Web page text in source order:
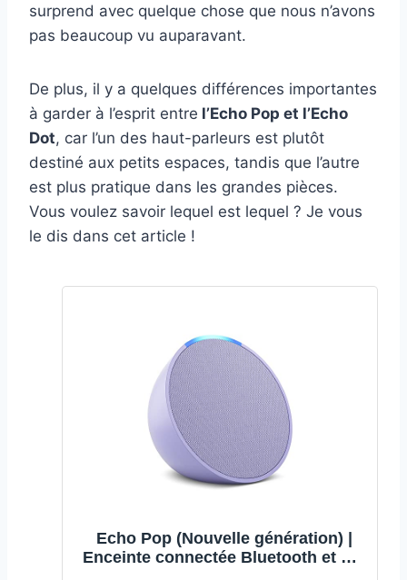
surprend avec quelque chose que nous n’avons
pas beaucoup vu auparavant.
De plus, il y a quelques différences importantes
à garder à l’esprit entre l’Echo Pop et l’Echo
Dot, car l’un des haut-parleurs est plutôt
destiné aux petits espaces, tandis que l’autre
est plus pratique dans les grandes pièces.
Vous voulez savoir lequel est lequel ? Je vous
le dis dans cet article !
Echo Pop (Nouvelle génération) |
Enceinte connectée Bluetooth et Wi-